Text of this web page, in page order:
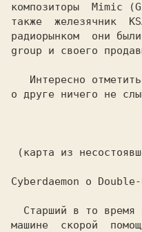
композиторы
также  железячник
радиорынком  они
group и своего
о друге ничего не
Cyberdaemon о
машине  скорой